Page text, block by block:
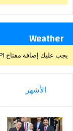
Weather
يجب عليك إضافة مفتاح API للطقس من خلال صفحة إعدادات القالب > الدمج
الأشهر